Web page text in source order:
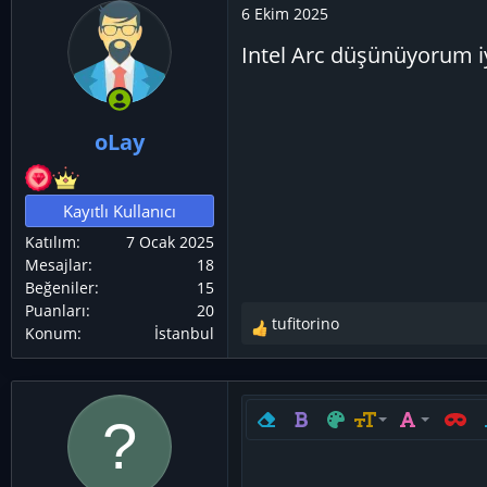
oLay
Kayıtlı Kullanıcı
Katılım
7 Ocak 2025
Mesajlar
18
Beğeniler
15
Puanları
20
Konum
İstanbul
6 Ekim 2025
Intel Arc düşünüyorum
T
e
p
tufitorino
Biçimlendirmeyi kaldır
Kalın Metin rengi
Yazı boyutuYazı tipiSatır